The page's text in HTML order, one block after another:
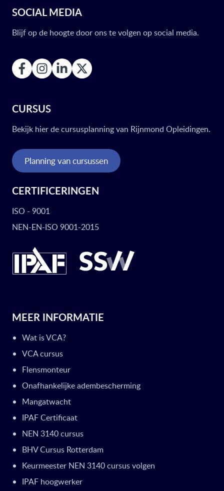
SOCIAL MEDIA
Blijf op de hoogte door ons te volgen op social media.
CURSUS
Bekijk hier de cursusplanning van Rijnmond Opleidingen.
Planning van cursussen
CERTIFICERINGEN
ISO - 9001
NEN-EN-ISO 9001-2015
MEER INFORMATIE
Wat is VCA?
VCA cursus
Flensmonteur
Onafhankelijke adembescherming
Mangatwacht
IPAF Certificaat
NEN 3140 cursus
BHV Cursus Rotterdam
Keurmeester NEN 3140 cursus volgen
IPAF hoogwerker